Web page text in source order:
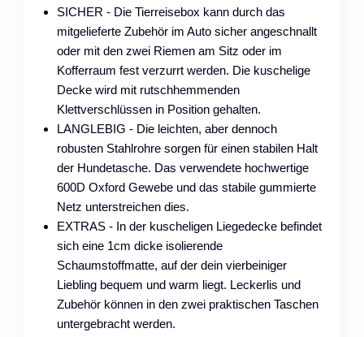
SICHER - Die Tierreisebox kann durch das
mitgelieferte Zubehör im Auto sicher angeschnallt
oder mit den zwei Riemen am Sitz oder im
Kofferraum fest verzurrt werden. Die kuschelige
Decke wird mit rutschhemmenden
Klettverschlüssen in Position gehalten.
LANGLEBIG - Die leichten, aber dennoch
robusten Stahlrohre sorgen für einen stabilen Halt
der Hundetasche. Das verwendete hochwertige
600D Oxford Gewebe und das stabile gummierte
Netz unterstreichen dies.
EXTRAS - In der kuscheligen Liegedecke befindet
sich eine 1cm dicke isolierende
Schaumstoffmatte, auf der dein vierbeiniger
Liebling bequem und warm liegt. Leckerlis und
Zubehör können in den zwei praktischen Taschen
untergebracht werden.